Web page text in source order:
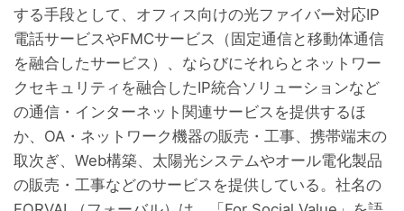
する手段として、オフィス向けの光ファイバー対応IP
電話サービスやFMCサービス（固定通信と移動体通信
を融合したサービス）、ならびにそれらとネットワー
クセキュリティを融合したIP統合ソリューションなど
の通信・インターネット関連サービスを提供するほ
か、OA・ネットワーク機器の販売・工事、携帯端末の
取次ぎ、Web構築、太陽光システムやオール電化製品
の販売・工事などのサービスを提供している。社名の